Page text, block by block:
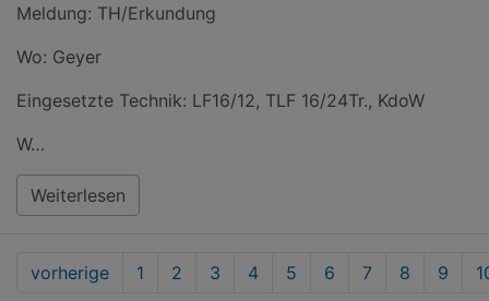
Meldung: TH/Erkundung
Wo: Geyer
Eingesetzte Technik: LF16/12, TLF 16/24Tr., KdoW
W…
Weiterlesen
vorherige 1 2 3 4 5 6 7 8 9